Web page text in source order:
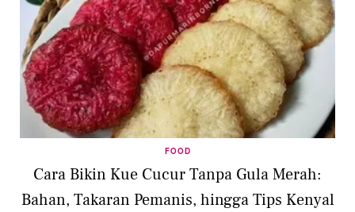
FOOD
Cara Bikin Kue Cucur Tanpa Gula Merah:
Bahan, Takaran Pemanis, hingga Tips Kenyal